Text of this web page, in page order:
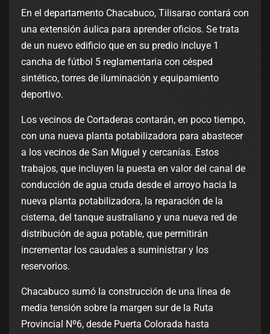
En el departamento Chacabuco, Tilisarao contará con
una extensión áulica para aprender oficios. Se trata
de un nuevo edificio que en su predio incluye 1
cancha de fútbol 5 reglamentaria con césped
sintético, torres de iluminación y equipamiento
deportivo.
Los vecinos de Cortaderas contarán, en poco tiempo,
con una nueva planta potabilizadora para abastecer
a los vecinos de San Miguel y cercanías. Estos
trabajos, que incluyen la puesta en valor del canal de
conducción de agua cruda desde el arroyo hacia la
nueva planta potabilizadora, la reparación de la
cisterna, del tanque australiano y una nueva red de
distribución de agua potable, que permitirán
incrementar los caudales a suministrar y los
reservorios.
Chacabuco sumó la construcción de una línea de
media tensión sobre la margen sur de la Ruta
Provincial Nº6, desde Puerta Colorada hasta